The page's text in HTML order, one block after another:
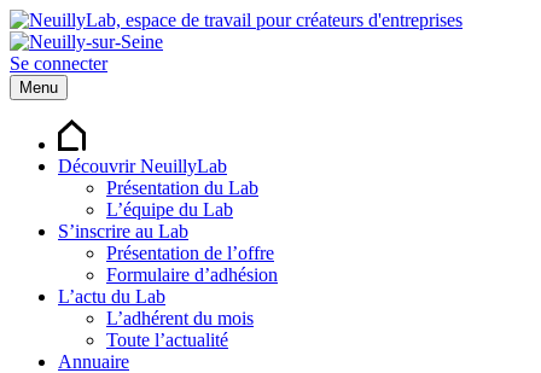
Se connecter
Menu
Découvrir NeuillyLab
Présentation du Lab
L’équipe du Lab
S’inscrire au Lab
Présentation de l’offre
Formulaire d’adhésion
L’actu du Lab
L’adhérent du mois
Toute l’actualité
Annuaire